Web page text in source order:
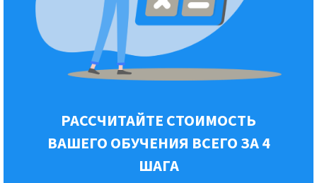
РАССЧИТАЙТЕ СТОИМОСТЬ
ВАШЕГО ОБУЧЕНИЯ ВСЕГО ЗА 4
ШАГА